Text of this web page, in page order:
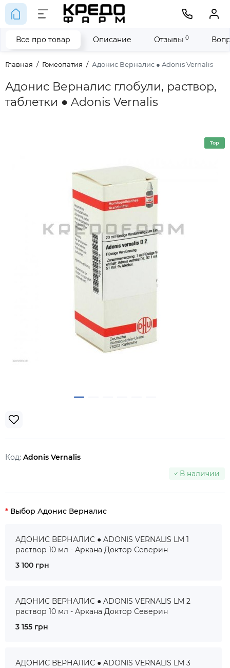
Главная Гомеопатия Адонис Верналис ● Adonis Vernalis
Адонис Верналис глобули, раствор,
таблетки ● Adonis Vernalis
Все про товар Описание Отзывы 0
Top
Код: Adonis Vernalis
В наличии
Выбор Адонис Верналис
АДОНИС ВЕРНАЛИС ● ADONIS VERNALIS LM 1
раствор 10 мл - Аркана Доктор Северин
3 100 грн
АДОНИС ВЕРНАЛИС ● ADONIS VERNALIS LM 2
раствор 10 мл - Аркана Доктор Северин
3 155 грн
АДОНИС ВЕРНАЛИС ● ADONIS VERNALIS LM 3